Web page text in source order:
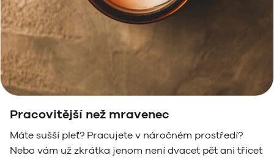
Pracovitější než mravenec
Máte sušší pleť? Pracujete v náročném prostředí?
Nebo vám už zkrátka jenom není dvacet pět ani třicet